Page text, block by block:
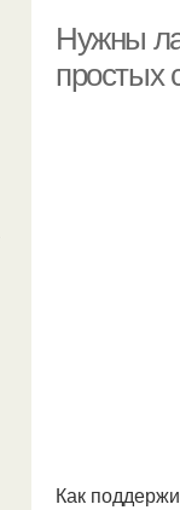
Нужны
простых
Как